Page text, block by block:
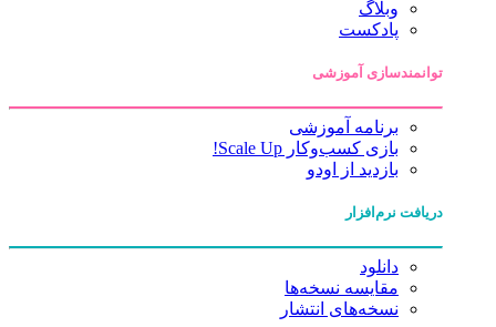
وبلاگ
پادکست
توانمندسازی آموزشی
برنامه آموزشی
بازی کسب‌وکار Scale Up!
بازدید از اودو
دریافت نرم‌افزار
دانلود
مقایسه نسخه‌ها
نسخه‌های انتشار